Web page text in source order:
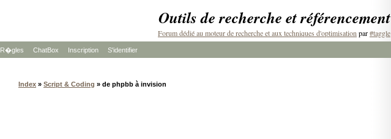
Outils de recherche et référencement
Forum dédié au moteur de recherche et aux techniques d'optimisation par#taggle
R�gles ChatBox Inscription S'identifier
Index » Script & Coding » de phpbb à invision